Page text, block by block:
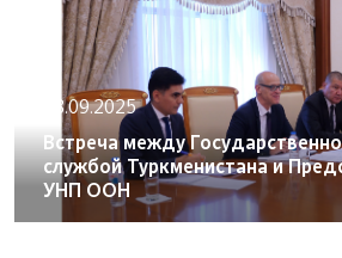
08.09.2025
Встреча между
службой Туркменистана и
УНП ООН